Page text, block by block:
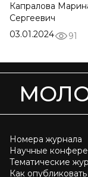
Капралова
Сергеевич
03.01.2024
91
Номера журнала
Научные
Тематические
Как